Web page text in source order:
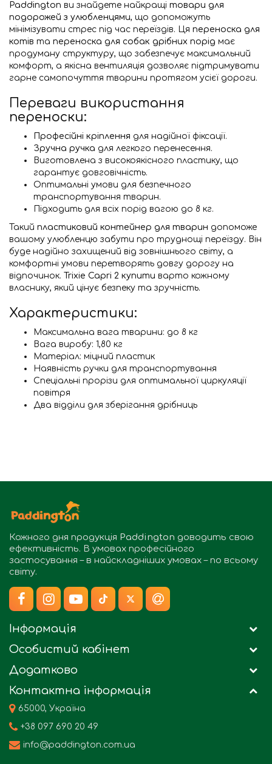
Paddington ви знайдете найкращі товари для
подорожей з улюбленцями, що допоможуть
мінімізувати стрес під час переїздів. Ця переноска для
котів та переноска для собак дрібних порід має
продуману структуру, що забезпечує максимальний
комфорт, а якісна вентиляція дозволяє підтримувати
гарне самопочуття тварини протягом усієї дороги.
Переваги використання
переноски:
Професійні кріплення для надійної фіксації.
Зручна ручка для легкого перенесення.
Виготовлена з високоякісного пластику, що
гарантує довговічність.
Оптимальні умови для безпечного
транспортування тварин.
Підходить для всіх порід вагою до 8 кг.
Такий пластиковий контейнер для тварин допоможе
вашому улюбленцю забути про труднощі переїзду. Він
буде надійно захищений від зовнішнього світу, а
комфортні умови перетворять довгу дорогу на
відпочинок. Trixie Capri 2 купити варто кожному
власнику, який цінує безпеку та зручність.
Характеристики:
Максимальна вага тварини: до 8 кг
Вага виробу: 1,80 кг
Матеріал: міцний пластик
Наявність ручки для транспортування
Спеціальні прорізи для оптимальної циркуляції
повітря
Два відділи для зберігання дрібниць
Кожного дня продукція Paddington доводить свою
ефективність. В умовах професійного
застосування – в найскладніших умовах – по всьому
світу.
Інформація
Особистий кабінет
Додатково
Контактна інформація
65000, Україна
+38 097 690 20 49
info@paddington.com.ua